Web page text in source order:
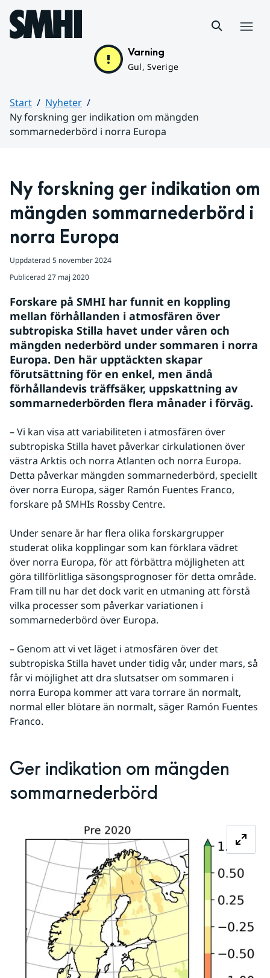
Hoppa till sidans innehåll
Varning
Gul, Sverige
Start
Nyheter
Ny forskning ger indikation om mängden
sommarnederbörd i norra Europa
Ny forskning ger indikation om
mängden sommarnederbörd i
norra Europa
Uppdaterad 5 november 2024
Publicerad 27 maj 2020
Forskare på SMHI har funnit en koppling
mellan förhållanden i atmosfären över
subtropiska Stilla havet under våren och
mängden nederbörd under sommaren i norra
Europa. Den här upptäckten skapar
förutsättning för en enkel, men ändå
förhållandevis träffsäker, uppskattning av
sommarnederbörden flera månader i förväg.
– Vi kan visa att variabiliteten i atmosfären över
subtropiska Stilla havet påverkar cirkulationen över
västra Arktis och norra Atlanten och norra Europa.
Detta påverkar mängden sommarnederbörd, speciellt
över norra Europa, säger Ramón Fuentes Franco,
forskare på SMHIs Rossby Centre.
Under senare år har flera olika forskargrupper
studerat olika kopplingar som kan förklara vädret
över norra Europa, för att förbättra möjligheten att
göra tillförlitliga säsongsprognoser för detta område.
Fram till nu har det dock varit en utmaning att förstå
vilka processer som påverkar variationen i
sommarnederbörd över Europa.
– Genom att vi vet läget i atmosfären över det
subtropiska Stilla havet under tidig vår, under mars, så
får vi möjlighet att dra slutsatser om sommaren i
norra Europa kommer att vara torrare än normalt,
normal eller blötare än normalt, säger Ramón Fuentes
Franco.
Ger indikation om mängden
sommarnederbörd